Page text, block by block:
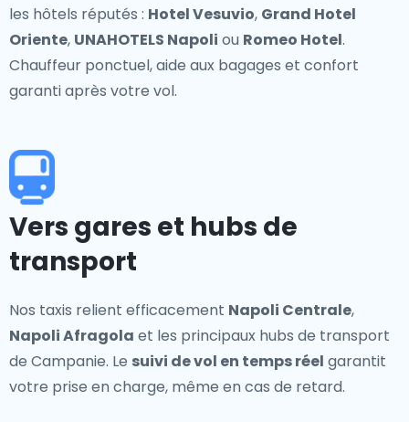
les hôtels réputés : Hotel Vesuvio, Grand Hotel
Oriente, UNAHOTELS Napoli ou Romeo Hotel.
Chauffeur ponctuel, aide aux bagages et confort
garanti après votre vol.
Vers gares et hubs de
transport
Nos taxis relient efficacement Napoli Centrale,
Napoli Afragola et les principaux hubs de transport
de Campanie. Le suivi de vol en temps réel garantit
votre prise en charge, même en cas de retard.